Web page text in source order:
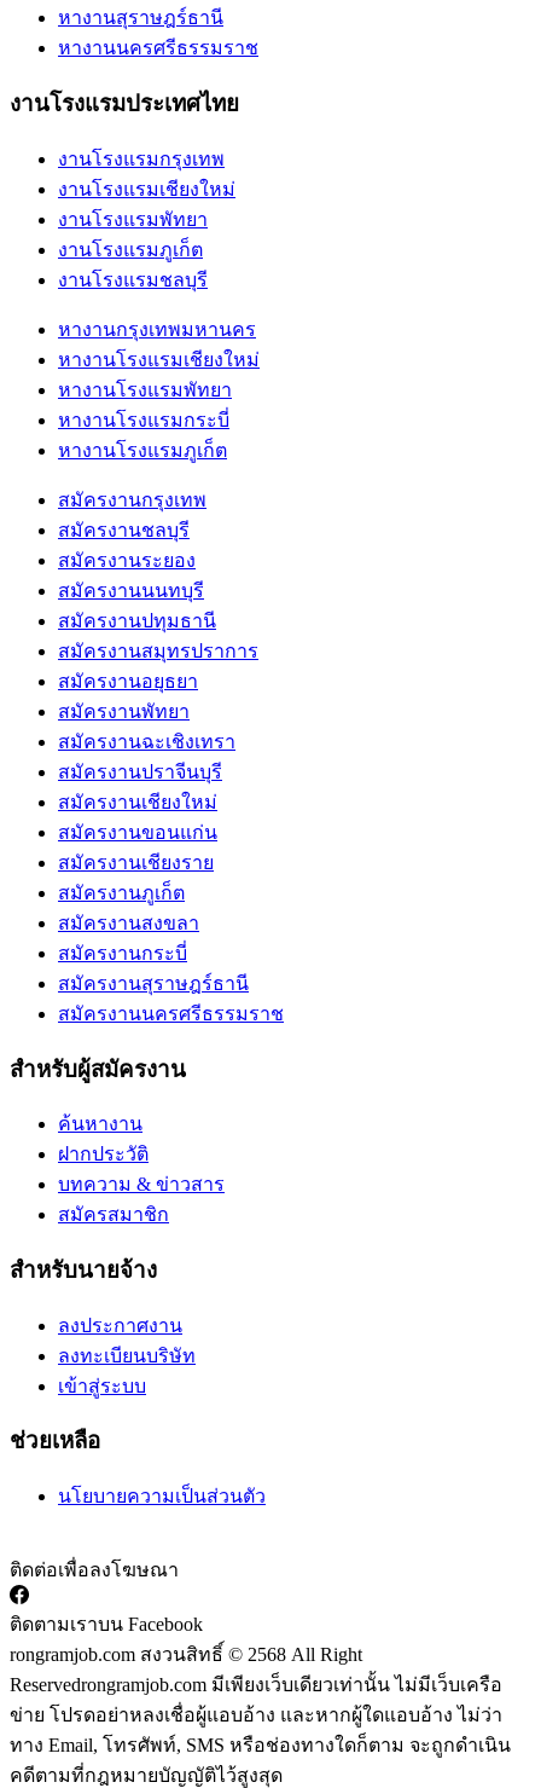
หางานสุราษฎร์ธานี
หางานนครศรีธรรมราช
งานโรงแรมประเทศไทย
งานโรงแรมกรุงเทพ
งานโรงแรมเชียงใหม่
งานโรงแรมพัทยา
งานโรงแรมภูเก็ต
งานโรงแรมชลบุรี
หางานกรุงเทพมหานคร
หางานโรงแรมเชียงใหม่
หางานโรงแรมพัทยา
หางานโรงแรมกระบี่
หางานโรงแรมภูเก็ต
สมัครงานกรุงเทพ
สมัครงานชลบุรี
สมัครงานระยอง
สมัครงานนนทบุรี
สมัครงานปทุมธานี
สมัครงานสมุทรปราการ
สมัครงานอยุธยา
สมัครงานพัทยา
สมัครงานฉะเชิงเทรา
สมัครงานปราจีนบุรี
สมัครงานเชียงใหม่
สมัครงานขอนแก่น
สมัครงานเชียงราย
สมัครงานภูเก็ต
สมัครงานสงขลา
สมัครงานกระบี่
สมัครงานสุราษฎร์ธานี
สมัครงานนครศรีธรรมราช
สำหรับผู้สมัครงาน
ค้นหางาน
ฝากประวัติ
บทความ & ข่าวสาร
สมัครสมาชิก
สำหรับนายจ้าง
ลงประกาศงาน
ลงทะเบียนบริษัท
เข้าสู่ระบบ
ช่วยเหลือ
นโยบายความเป็นส่วนตัว
ติดต่อเพื่อลงโฆษณา
ติดตามเราบน Facebook
rongramjob.com สงวนสิทธิ์ © 2568 All Right
Reservedrongramjob.com มีเพียงเว็บเดียวเท่านั้น ไม่มีเว็บเครือ
ข่าย โปรดอย่าหลงเชื่อผู้แอบอ้าง และหากผู้ใดแอบอ้าง ไม่ว่า
ทาง Email, โทรศัพท์, SMS หรือช่องทางใดก็ตาม จะถูกดำเนิน
คดีตามที่กฎหมายบัญญัติไว้สูงสุด